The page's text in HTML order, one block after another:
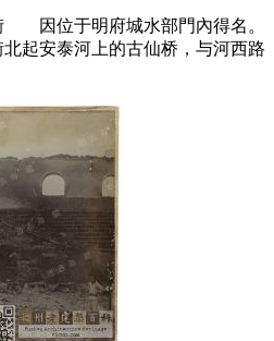
因位于明府城水部門內得名。
起安泰河上的古仙桥，与河西路